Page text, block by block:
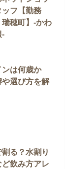
フ【勤務
穂町】-かわ
-
は何歳か
選び方を解
る？水割り
飲み方アレ